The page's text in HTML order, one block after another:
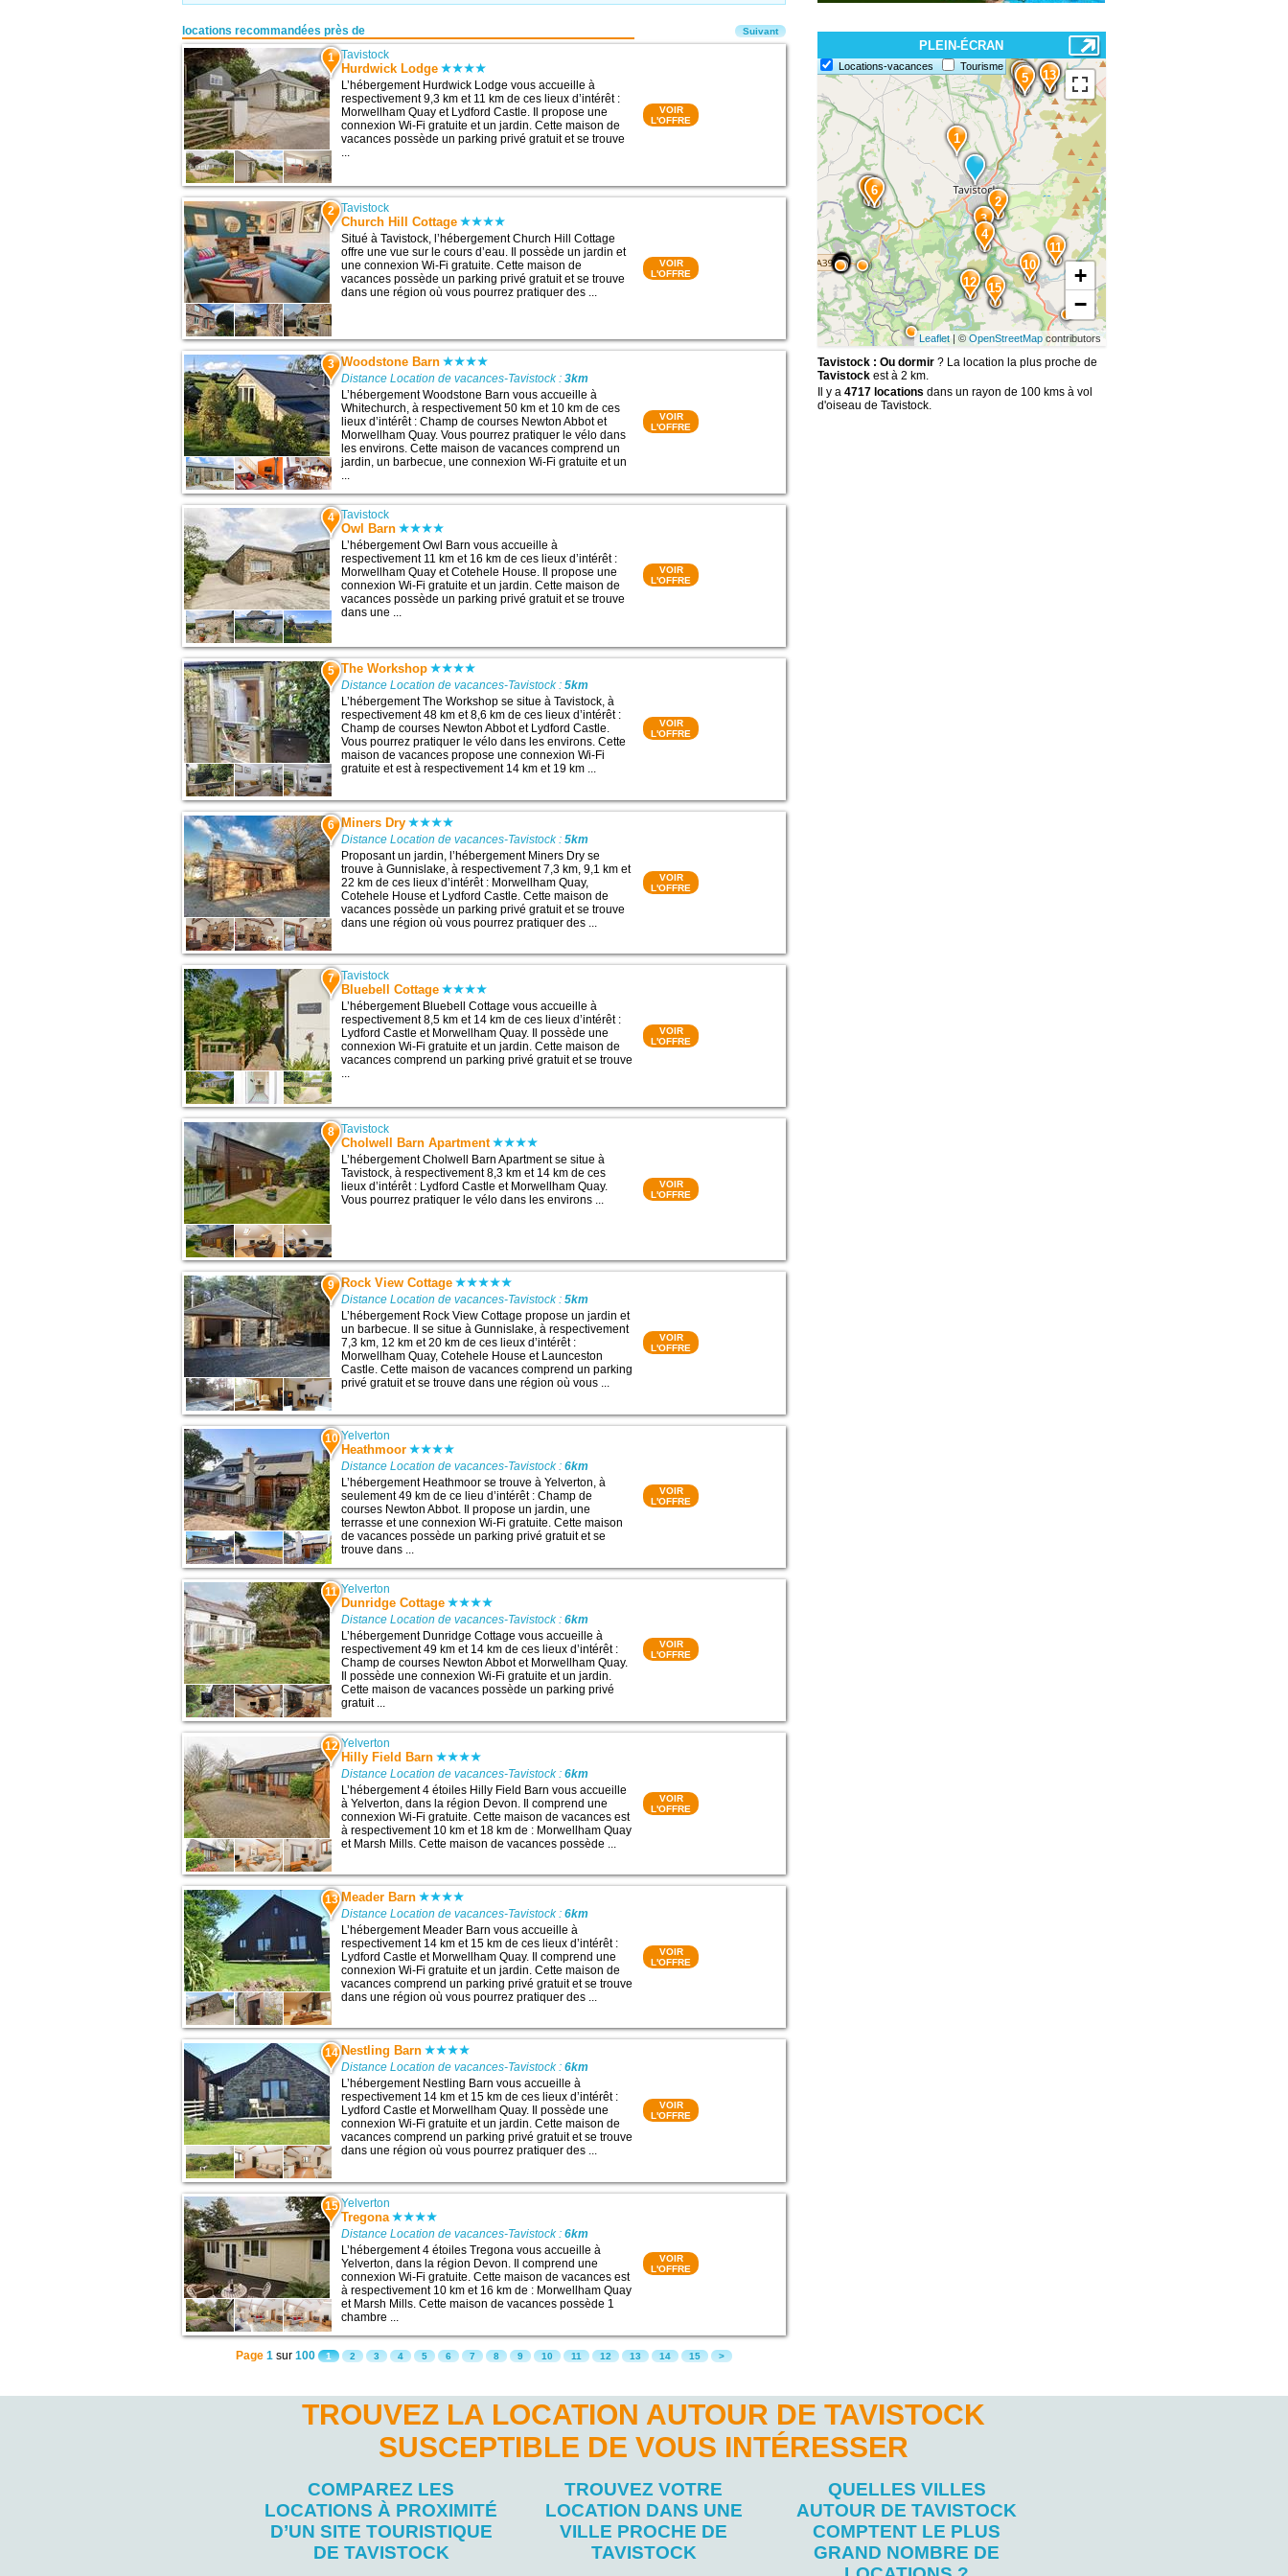
locations recommandées près de
1 Tavistock
Hurdwick Lodge
L’hébergement Hurdwick Lodge vous accueille à
respectivement 9,3 km et 11 km de ces lieux d’intérêt :
Morwellham Quay et Lydford Castle. Il propose une
connexion Wi-Fi gratuite et un jardin. Cette maison de
vacances possède un parking privé gratuit et se trouve
VOIR
L'OFFRE
2 Tavistock
Church Hill Cottage
Situé à Tavistock, l’hébergement Church Hill Cottage
offre une vue sur le cours d’eau. Il possède un jardin et
une connexion Wi-Fi gratuite. Cette maison de
vacances possède un parking privé gratuit et se trouve
dans une région où vous pourrez pratiquer des ...
VOIR
L'OFFRE
3 Woodstone Barn
Distance Location de vacances-Tavistock :3km
L’hébergement Woodstone Barn vous accueille à
Whitechurch, à respectivement 50 km et 10 km de ces
lieux d’intérêt : Champ de courses Newton Abbot et
Morwellham Quay. Vous pourrez pratiquer le vélo dans
les environs. Cette maison de vacances comprend un
jardin, un barbecue, une connexion Wi-Fi gratuite et un
...
VOIR
L'OFFRE
4 Tavistock
Owl Barn
L’hébergement Owl Barn vous accueille à
respectivement 11 km et 16 km de ces lieux d’intérêt :
Morwellham Quay et Cotehele House. Il propose une
connexion Wi-Fi gratuite et un jardin. Cette maison de
vacances possède un parking privé gratuit et se trouve
dans une ...
VOIR
L'OFFRE
5 The Workshop
Distance Location de vacances-Tavistock :5km
L’hébergement The Workshop se situe à Tavistock, à
respectivement 48 km et 8,6 km de ces lieux d’intérêt :
Champ de courses Newton Abbot et Lydford Castle.
Vous pourrez pratiquer le vélo dans les environs. Cette
maison de vacances propose une connexion Wi-Fi
gratuite et est à respectivement 14 km et 19 km ...
VOIR
L'OFFRE
6 Miners Dry
Distance Location de vacances-Tavistock :5km
Proposant un jardin, l’hébergement Miners Dry se
trouve à Gunnislake, à respectivement 7,3 km, 9,1 km et
22 km de ces lieux d’intérêt : Morwellham Quay,
Cotehele House et Lydford Castle. Cette maison de
vacances possède un parking privé gratuit et se trouve
dans une région où vous pourrez pratiquer des ...
VOIR
L'OFFRE
7 Tavistock
Bluebell Cottage
L’hébergement Bluebell Cottage vous accueille à
respectivement 8,5 km et 14 km de ces lieux d’intérêt :
Lydford Castle et Morwellham Quay. Il possède une
connexion Wi-Fi gratuite et un jardin. Cette maison de
vacances comprend un parking privé gratuit et se trouve
VOIR
L'OFFRE
8 Tavistock
Cholwell Barn Apartment
L’hébergement Cholwell Barn Apartment se situe à
Tavistock, à respectivement 8,3 km et 14 km de ces
lieux d’intérêt : Lydford Castle et Morwellham Quay.
Vous pourrez pratiquer le vélo dans les environs ...
VOIR
L'OFFRE
9 Rock View Cottage
Distance Location de vacances-Tavistock :5km
L’hébergement Rock View Cottage propose un jardin et
un barbecue. Il se situe à Gunnislake, à respectivement
7,3 km, 12 km et 20 km de ces lieux d’intérêt :
Morwellham Quay, Cotehele House et Launceston
Castle. Cette maison de vacances comprend un parking
privé gratuit et se trouve dans une région où vous ...
VOIR
L'OFFRE
10 Yelverton
Heathmoor
Distance Location de vacances-Tavistock :6km
L’hébergement Heathmoor se trouve à Yelverton, à
seulement 49 km de ce lieu d’intérêt : Champ de
courses Newton Abbot. Il propose un jardin, une
terrasse et une connexion Wi-Fi gratuite. Cette maison
de vacances possède un parking privé gratuit et se
trouve dans ...
VOIR
L'OFFRE
11 Yelverton
Dunridge Cottage
Distance Location de vacances-Tavistock :6km
L’hébergement Dunridge Cottage vous accueille à
respectivement 49 km et 14 km de ces lieux d’intérêt :
Champ de courses Newton Abbot et Morwellham Quay.
Il possède une connexion Wi-Fi gratuite et un jardin.
Cette maison de vacances possède un parking privé
gratuit ...
VOIR
L'OFFRE
12 Yelverton
Hilly Field Barn
Distance Location de vacances-Tavistock :6km
L’hébergement 4 étoiles Hilly Field Barn vous accueille
à Yelverton, dans la région Devon. Il comprend une
connexion Wi-Fi gratuite. Cette maison de vacances est
à respectivement 10 km et 18 km de : Morwellham Quay
et Marsh Mills. Cette maison de vacances possède ...
VOIR
L'OFFRE
13 Meader Barn
Distance Location de vacances-Tavistock :6km
L’hébergement Meader Barn vous accueille à
respectivement 14 km et 15 km de ces lieux d’intérêt :
Lydford Castle et Morwellham Quay. Il comprend une
connexion Wi-Fi gratuite et un jardin. Cette maison de
vacances comprend un parking privé gratuit et se trouve
dans une région où vous pourrez pratiquer des ...
VOIR
L'OFFRE
14 Nestling Barn
Distance Location de vacances-Tavistock :6km
L’hébergement Nestling Barn vous accueille à
respectivement 14 km et 15 km de ces lieux d’intérêt :
Lydford Castle et Morwellham Quay. Il possède une
connexion Wi-Fi gratuite et un jardin. Cette maison de
vacances comprend un parking privé gratuit et se trouve
dans une région où vous pourrez pratiquer des ...
VOIR
L'OFFRE
15 Yelverton
Tregona
Distance Location de vacances-Tavistock :6km
L’hébergement 4 étoiles Tregona vous accueille à
Yelverton, dans la région Devon. Il comprend une
connexion Wi-Fi gratuite. Cette maison de vacances est
à respectivement 10 km et 16 km de : Morwellham Quay
et Marsh Mills. Cette maison de vacances possède 1
chambre ...
VOIR
L'OFFRE
Suivant
Page 1 sur 100 1 2 3 4 5 6 7 8 9 10 11 12 13 14 15 >
PLEIN-ÉCRAN
Locations-vacances Tourisme
15
14
13
12
11
10
9
87
6
5
4
3
2
1
+
−
Leaflet | ©OpenStreetMapcontributors
Tavistock : Ou dormir? La location la plus proche de
Tavistockest à 2 km.
Il y a 4717 locations dans un rayon de 100 kms à vol
d'oiseau de Tavistock.
TROUVEZ LA LOCATION AUTOUR DE TAVISTOCK
SUSCEPTIBLE DE VOUS INTÉRESSER
COMPAREZ LES
LOCATIONS À PROXIMITÉ
D’UN SITE TOURISTIQUE
DE TAVISTOCK
TROUVEZ VOTRE
LOCATION DANS UNE
VILLE PROCHE DE
TAVISTOCK
QUELLES VILLES
AUTOUR DE TAVISTOCK
COMPTENT LE PLUS
GRAND NOMBRE DE